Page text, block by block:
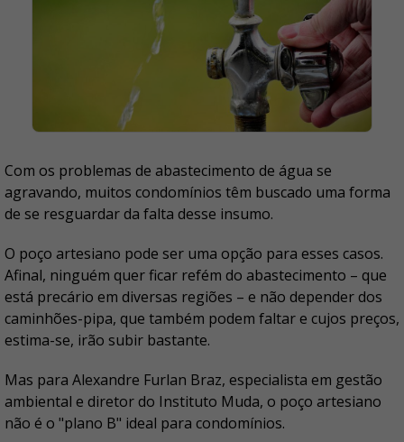
Com os problemas de abastecimento de água se
agravando, muitos condomínios têm buscado uma forma
de se resguardar da falta desse insumo.
O poço artesiano pode ser uma opção para esses casos.
Afinal, ninguém quer ficar refém do abastecimento – que
está precário em diversas regiões – e não depender dos
caminhões-pipa, que também podem faltar e cujos preços,
estima-se, irão subir bastante.
Mas para Alexandre Furlan Braz, especialista em gestão
ambiental e diretor do Instituto Muda, o poço artesiano
não é o "plano B" ideal para condomínios.